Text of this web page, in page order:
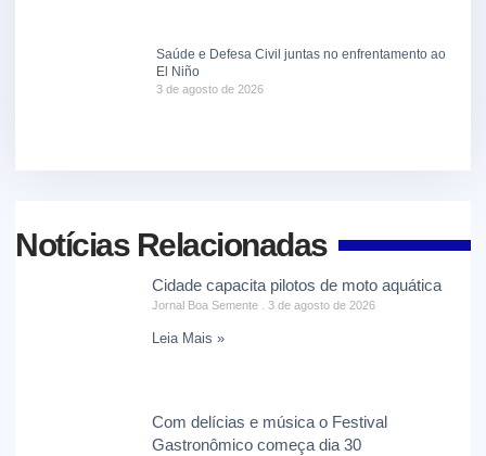
Saúde e Defesa Civil juntas no enfrentamento ao
El Niño
3 de agosto de 2026
Notícias Relacionadas
Cidade capacita pilotos de moto aquática
Jornal Boa Semente 3 de agosto de 2026
Leia Mais »
Com delícias e música o Festival
Gastronômico começa dia 30